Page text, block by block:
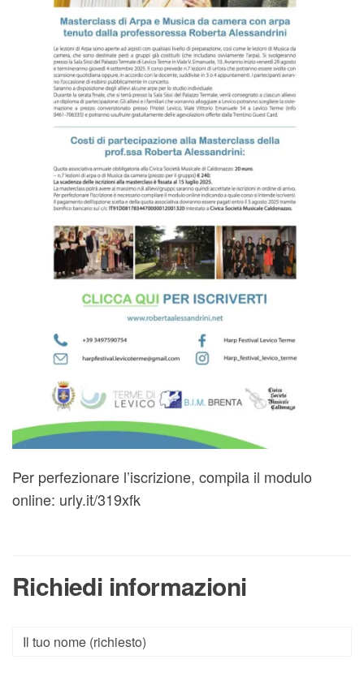
Per perfezionare l’iscrizione, compila il modulo
online: urly.it/319xfk
Richiedi informazioni